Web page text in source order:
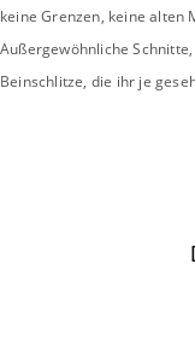
keine Grenzen, keine alten
Außergewöhnliche
Beinschlitze, die ihr je